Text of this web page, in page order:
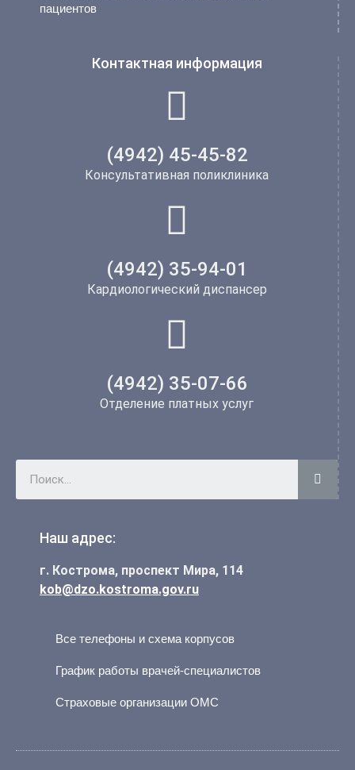
пациентов
Контактная информация
(4942) 45-45-82
Консультативная поликлиника
(4942) 35-94-01
Кардиологический диспансер
(4942) 35-07-66
Отделение платных услуг
Наш адрес:
г. Кострома, проспект Мира, 114
kob@dzo.kostroma.gov.ru
Все телефоны и схема корпусов
График работы врачей-специалистов
Страховые организации ОМС